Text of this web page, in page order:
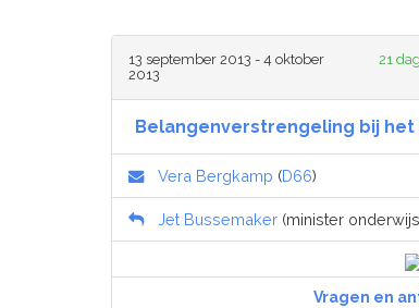
13 september 2013 - 4 oktober
2013
21
Belangenverstrengeling bij
Vera Bergkamp (D66)
Jet Bussemaker (minister
Vragen en